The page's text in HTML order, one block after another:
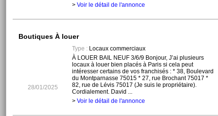
> Voir le détail de l'annonce
Boutiques À louer
28/01/2025
Type :Locaux commerciaux
À LOUER BAIL NEUF 3/6/9 Bonjour, J’ai plusieurs
locaux à louer bien placés à Paris si cela peut
intéresser certains de vos franchisés : * 38, Boulevard
du Montparnasse 75015 * 27, rue Brochant 75017 *
82, rue de Lévis 75017 (Je suis le propriétaire).
Cordialement. David ...
> Voir le détail de l'annonce